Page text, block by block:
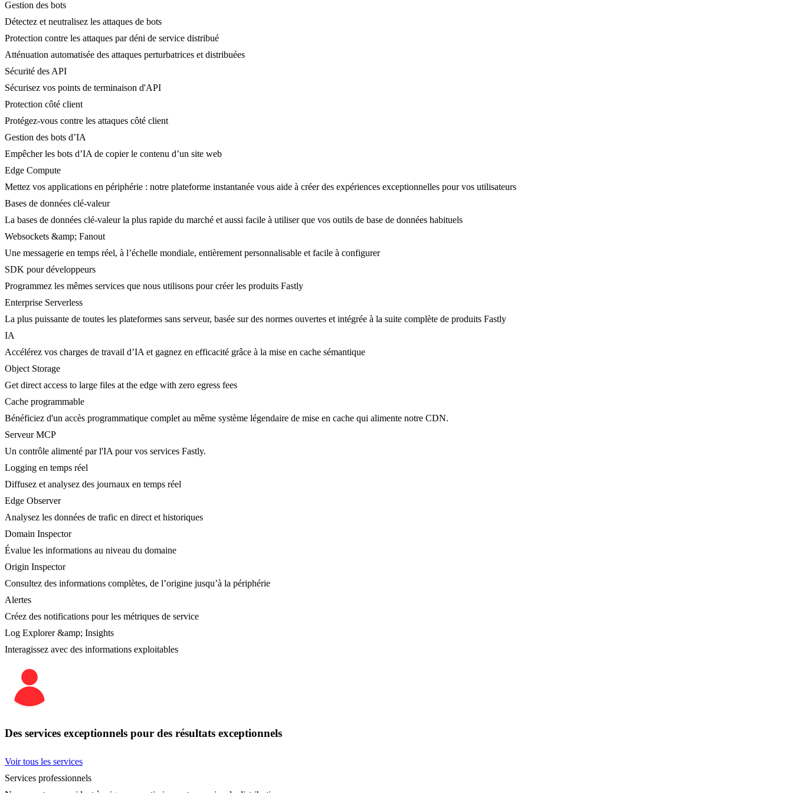
Gestion des bots
Détectez et neutralisez les attaques de bots
Protection contre les attaques par déni de service distribué
Atténuation automatisée des attaques perturbatrices et distribuées
Sécurité des API
Sécurisez vos points de terminaison d'API
Protection côté client
Protégez-vous contre les attaques côté client
Gestion des bots d’IA
Empêcher les bots d’IA de copier le contenu d’un site web
Edge Compute
Mettez vos applications en périphérie : notre plateforme instantanée vous aide à créer des expériences exceptionnelles pour vos utilisateurs
Bases de données clé-valeur
La bases de données clé-valeur la plus rapide du marché et aussi facile à utiliser que vos outils de base de données habituels
Websockets &amp; Fanout
Une messagerie en temps réel, à l’échelle mondiale, entièrement personnalisable et facile à configurer
SDK pour développeurs
Programmez les mêmes services que nous utilisons pour créer les produits Fastly
Enterprise Serverless
La plus puissante de toutes les plateformes sans serveur, basée sur des normes ouvertes et intégrée à la suite complète de produits Fastly
IA
Accélérez vos charges de travail d’IA et gagnez en efficacité grâce à la mise en cache sémantique
Object Storage
Get direct access to large files at the edge with zero egress fees
Cache programmable
Bénéficiez d'un accès programmatique complet au même système légendaire de mise en cache qui alimente notre CDN.
Serveur MCP
Un contrôle alimenté par l'IA pour vos services Fastly.
Logging en temps réel
Diffusez et analysez des journaux en temps réel
Edge Observer
Analysez les données de trafic en direct et historiques
Domain Inspector
Évalue les informations au niveau du domaine
Origin Inspector
Consultez des informations complètes, de l’origine jusqu’à la périphérie
Alertes
Créez des notifications pour les métriques de service
Log Explorer &amp; Insights
Interagissez avec des informations exploitables
Des services exceptionnels pour des résultats exceptionnels
Voir tous les services
Services professionnels